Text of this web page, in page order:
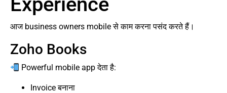
आज business owners mobile से काम करना पसंद करते हैं।
Zoho Books
Powerful mobile app देता है:
Invoice बनाना